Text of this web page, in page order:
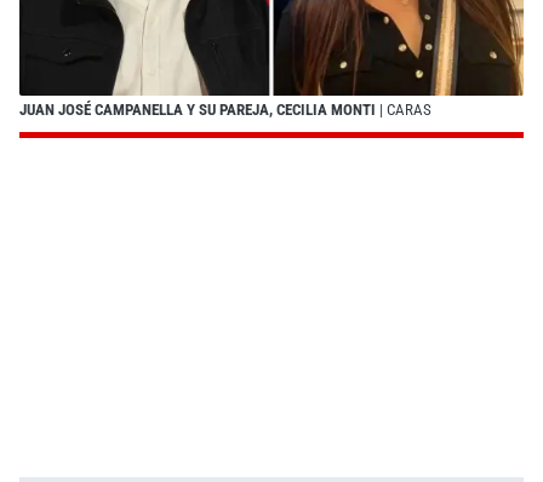
JUAN JOSÉ CAMPANELLA Y SU PAREJA, CECILIA MONTI | CARAS